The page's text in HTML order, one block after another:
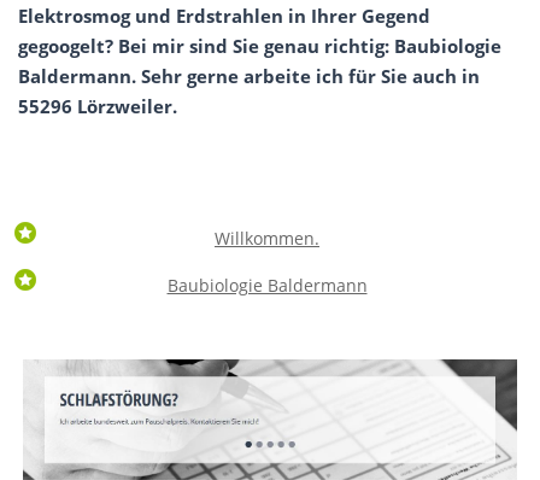
Elektrosmog und Erdstrahlen in Ihrer Gegend
gegoogelt? Bei mir sind Sie genau richtig: Baubiologie
Baldermann. Sehr gerne arbeite ich für Sie auch in
55296 Lörzweiler.
Willkommen.
Baubiologie Baldermann